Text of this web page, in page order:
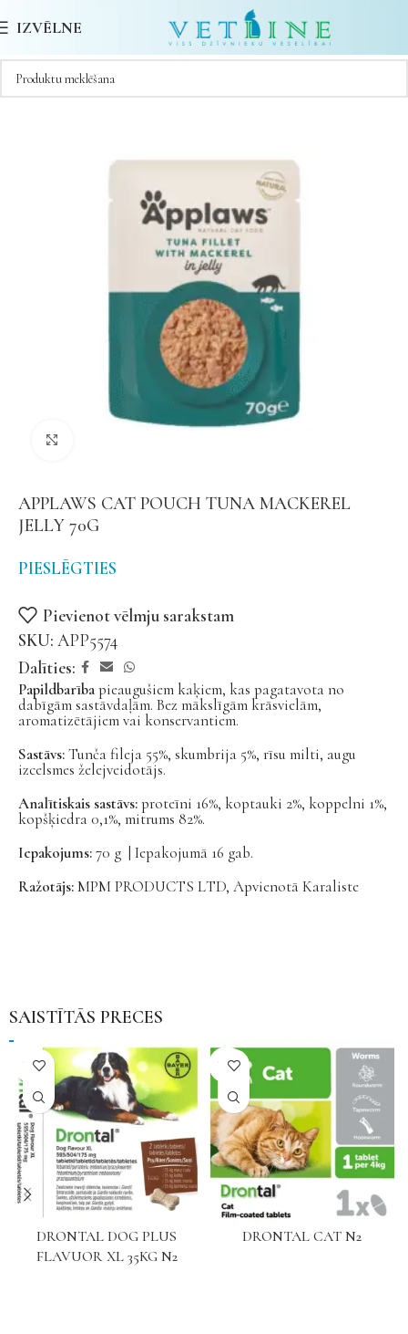
IZVĒLNE
APPLAWS CAT POUCH TUNA MACKEREL
JELLY 70G
PIESLĒGTIES
Pievienot vēlmju sarakstam
SKU: APP5574
Dalīties:
Papildbarībapieaugušiem kaķiem, kas pagatavota no
dabīgām sastāvdaļām. Bez mākslīgām krāsvielām,
aromatizētājiem vai konservantiem.
Sastāvs:Tunča fileja 55%, skumbrija 5%, rīsu milti, augu
izcelsmes želejveidotājs.
Analītiskais sastāvs:proteīni 16%, koptauki 2%, koppelni 1%,
kopšķiedra 0,1%, mitrums 82%.
Iepakojums:70 g | Iepakojumā 16 gab.
Ražotājs:MPM PRODUCTS LTD, Apvienotā Karaliste
SAISTĪTĀS PRECES
NAV
DRONTAL DOG PLUS
FLAVUOR XL 35KG N2
NAV
DRONTAL CAT N2